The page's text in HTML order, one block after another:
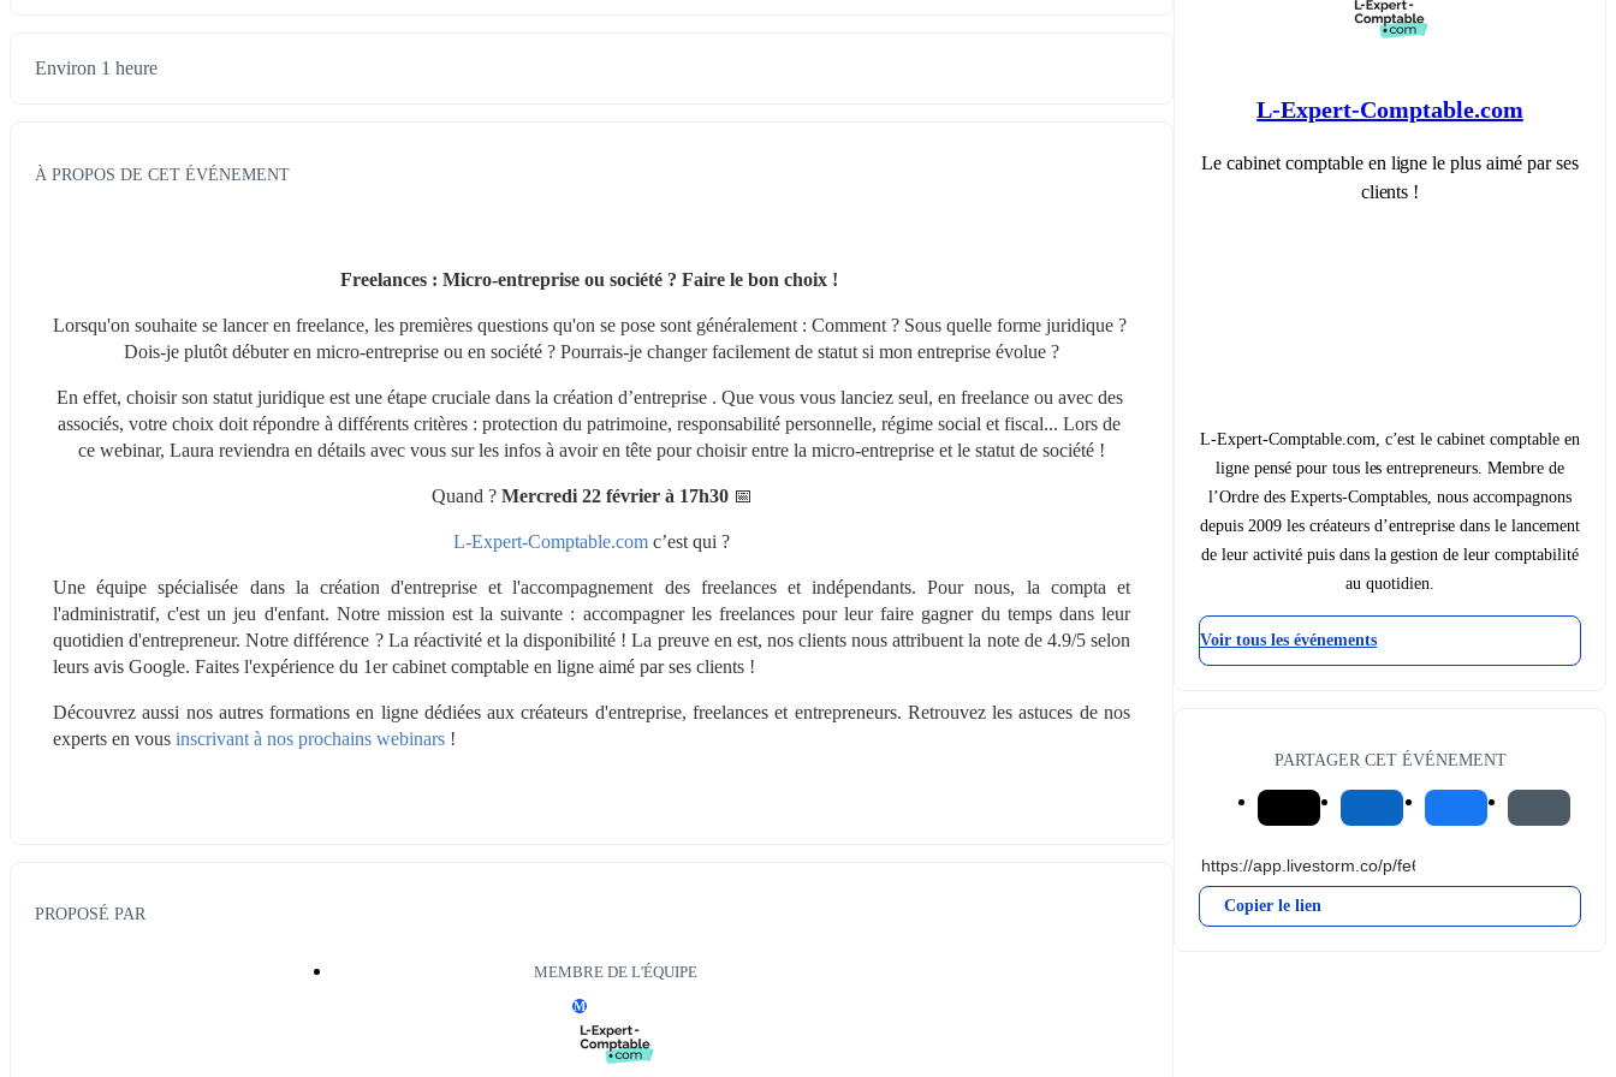
Environ 1 heure
À PROPOS DE CET ÉVÉNEMENT
Freelances : Micro-entreprise ou société ? Faire le bon choix !
Lorsqu'on souhaite se lancer en freelance, les premières questions qu'on se pose sont généralement : Comment ? Sous quelle forme juridique ?
Dois-je plutôt débuter en micro-entreprise ou en société ? Pourrais-je changer facilement de statut si mon entreprise évolue ?
En effet, choisir son statut juridique est une étape cruciale dans la création d’entreprise . Que vous vous lanciez seul, en freelance ou avec des
associés, votre choix doit répondre à différents critères : protection du patrimoine, responsabilité personnelle, régime social et fiscal... Lors de
ce webinar, Laura reviendra en détails avec vous sur les infos à avoir en tête pour choisir entre la micro-entreprise et le statut de société !
Quand ? Mercredi 22 février à 17h30 📅
L-Expert-Comptable.com c’est qui ?
Une équipe spécialisée dans la création d'entreprise et l'accompagnement des freelances et indépendants. Pour nous, la compta et
l'administratif, c'est un jeu d'enfant. Notre mission est la suivante : accompagner les freelances pour leur faire gagner du temps dans leur
quotidien d'entrepreneur. Notre différence ? La réactivité et la disponibilité ! La preuve en est, nos clients nous attribuent la note de 4.9/5 selon
leurs avis Google. Faites l'expérience du 1er cabinet comptable en ligne aimé par ses clients !
Découvrez aussi nos autres formations en ligne dédiées aux créateurs d'entreprise, freelances et entrepreneurs. Retrouvez les astuces de nos
experts en vous inscrivant à nos prochains webinars !
PROPOSÉ PAR
MEMBRE DE L'ÉQUIPE
M
L-Expert-Comptable.com
Le cabinet comptable en ligne le plus aimé par ses
clients !
L-Expert-Comptable.com, c’est le cabinet comptable en
ligne pensé pour tous les entrepreneurs. Membre de
l’Ordre des Experts-Comptables, nous accompagnons
depuis 2009 les créateurs d’entreprise dans le lancement
de leur activité puis dans la gestion de leur comptabilité
au quotidien.
Voir tous les événements
PARTAGER CET ÉVÉNEMENT
Copier le lien